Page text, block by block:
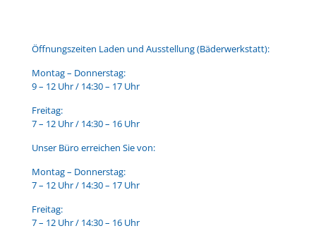
Öffnungszeiten Laden und Ausstellung (Bäderwerkstatt):
Montag – Donnerstag:
9 – 12 Uhr / 14:30 – 17 Uhr
Freitag:
7 – 12 Uhr / 14:30 – 16 Uhr
Unser Büro erreichen Sie von:
Montag – Donnerstag:
7 – 12 Uhr / 14:30 – 17 Uhr
Freitag:
7 – 12 Uhr / 14:30 – 16 Uhr